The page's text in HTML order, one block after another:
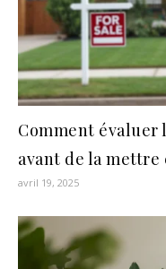
Comment évaluer
avant de la mettre
avril 19, 2025